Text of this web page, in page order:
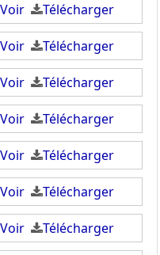
Voir Télécharger
Voir Télécharger
Voir Télécharger
Voir Télécharger
Voir Télécharger
Voir Télécharger
Voir Télécharger